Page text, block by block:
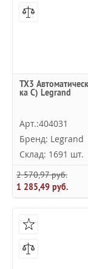
TX3
ка C) Legrand
Арт.:404031
Бренд: Legrand
Склад: 1691 шт.
2 570,97 руб.
1 285,49 руб.